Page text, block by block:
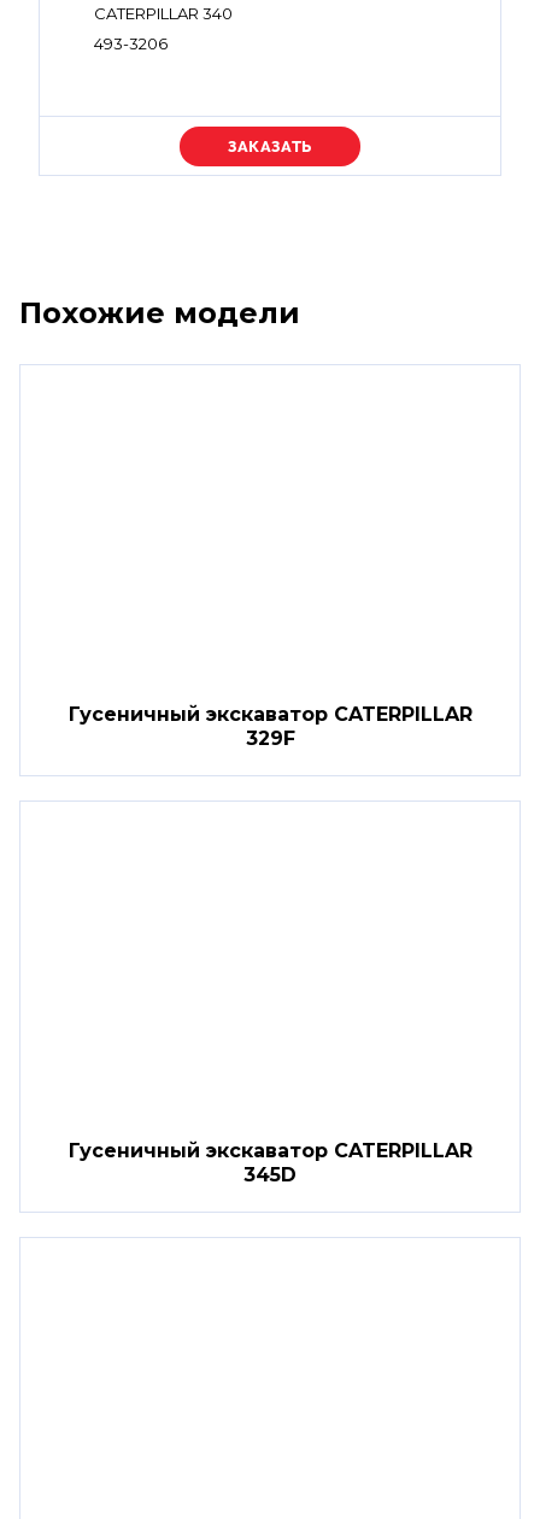
CATERPILLAR 340
493-3206
Уточняйте цену
Похожие модели
Гусеничный экскаватор CATERPILLAR
329F
Гусеничный экскаватор CATERPILLAR
345D